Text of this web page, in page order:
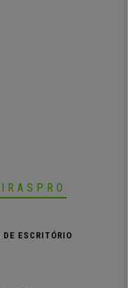
ESCRITÓRIO